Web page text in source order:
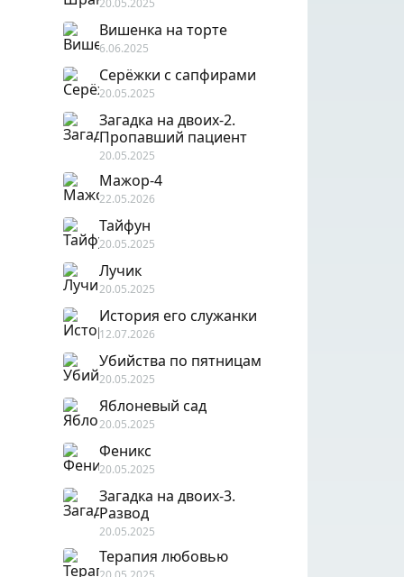
20.05.2025
Вишенка на торте
6.06.2025
Серёжки с сапфирами
20.05.2025
Загадка на двоих-2.
Пропавший пациент
20.05.2025
Мажор-4
22.05.2026
Тайфун
20.05.2025
Лучик
20.05.2025
История его служанки
12.07.2026
Убийства по пятницам
20.05.2025
Яблоневый сад
20.05.2025
Феникс
20.05.2025
Загадка на двоих-3.
Развод
20.05.2025
Терапия любовью